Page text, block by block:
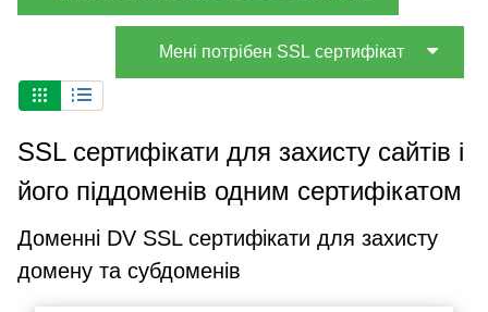
Мені потрібен SSL сертифікат
SSL сертифікати для захисту сайтів і
його піддоменів одним сертифікатом
Доменні DV SSL сертифікати для захисту
домену та субдоменів